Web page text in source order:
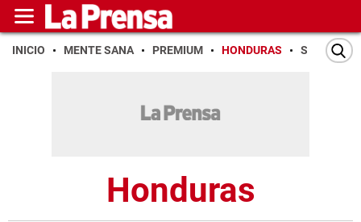
INICIO MENTE SANA PREMIUM HONDURAS SAN PEDRO
Honduras